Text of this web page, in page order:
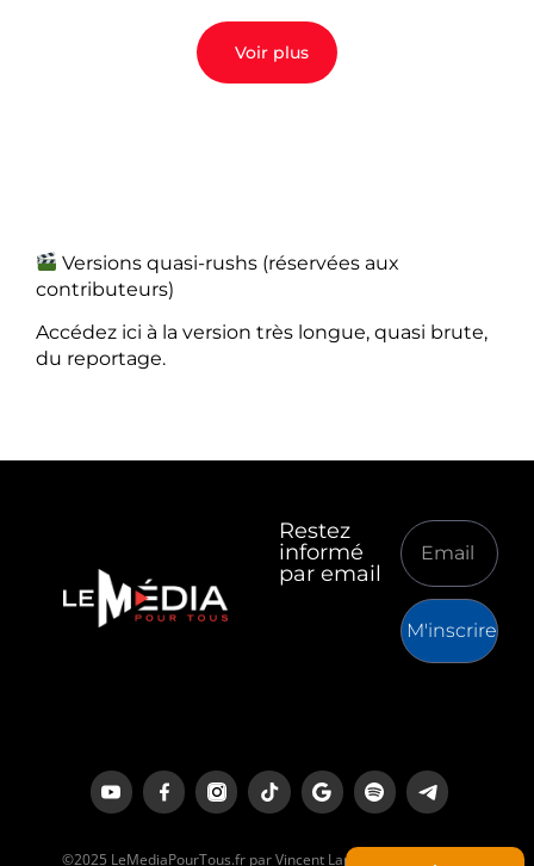
Voir plus
Versions quasi-rushs (réservées aux
contributeurs)
Accédez ici à la version très longue, quasi brute,
du reportage.
Restez
informé
par email
M'inscrire
©2025 LeMediaPourTous.fr par Vincent Lapierre est un média